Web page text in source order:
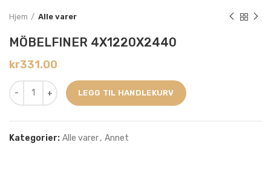
Hjem Alle varer
MÖBELFINER 4X1220X2440
kr331.00
LEGG TIL HANDLEKURV
Kategorier: Alle varer, Annet